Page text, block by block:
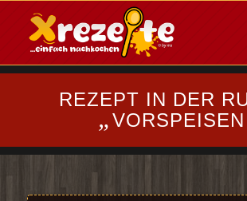
REZEPT IN DER
„VORSPEISEN